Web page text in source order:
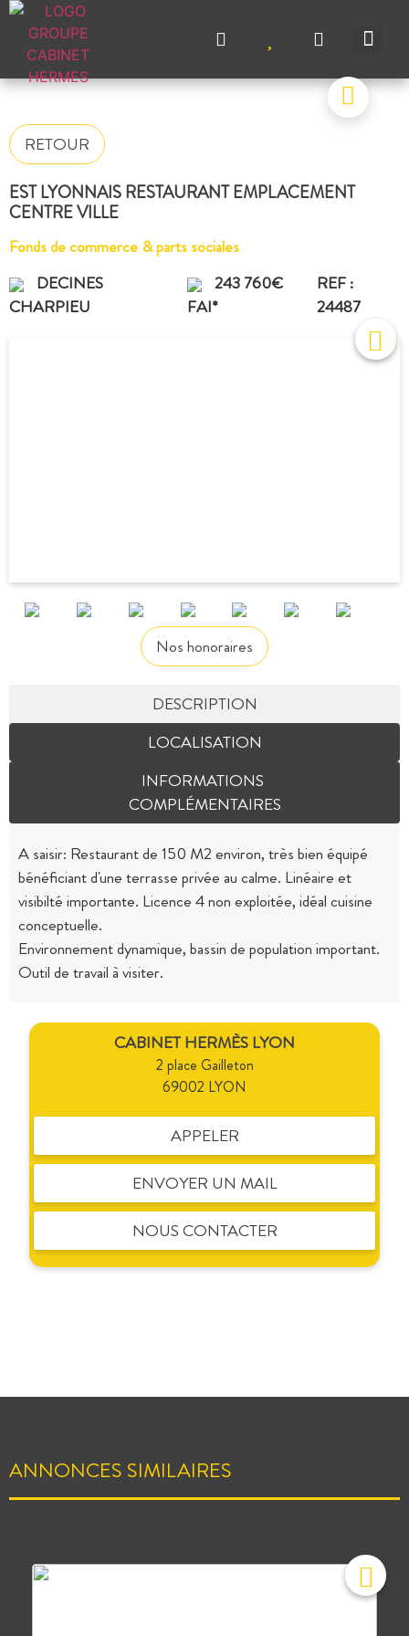
RETOUR
EST LYONNAIS RESTAURANT EMPLACEMENT
CENTRE VILLE
Fonds de commerce & parts sociales
DECINES
CHARPIEU
243 760€
FAI*
REF :
24487
Nos honoraires
DESCRIPTION
LOCALISATION
INFORMATIONS
COMPLÉMENTAIRES
A saisir: Restaurant de 150 M2 environ, très bien équipé
bénéficiant d'une terrasse privée au calme. Linéaire et
visibilté importante. Licence 4 non exploitée, idéal cuisine
conceptuelle.
Environnement dynamique, bassin de population important.
Outil de travail à visiter.
CABINET HERMÈS LYON
2 place Gailleton
69002 LYON
APPELER
ENVOYER UN MAIL
NOUS CONTACTER
ANNONCES SIMILAIRES